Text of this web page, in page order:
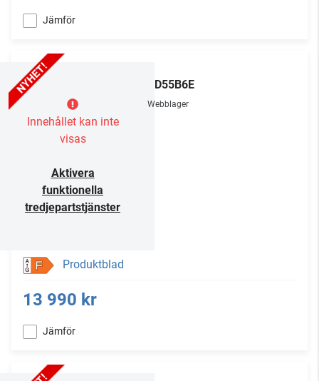
Jämför
Innehållet kan inte
visas
Aktivera
funktionella
tredjepartstjänster
OLED55B6E
Webblager
F Produktblad
13 990 kr
Jämför